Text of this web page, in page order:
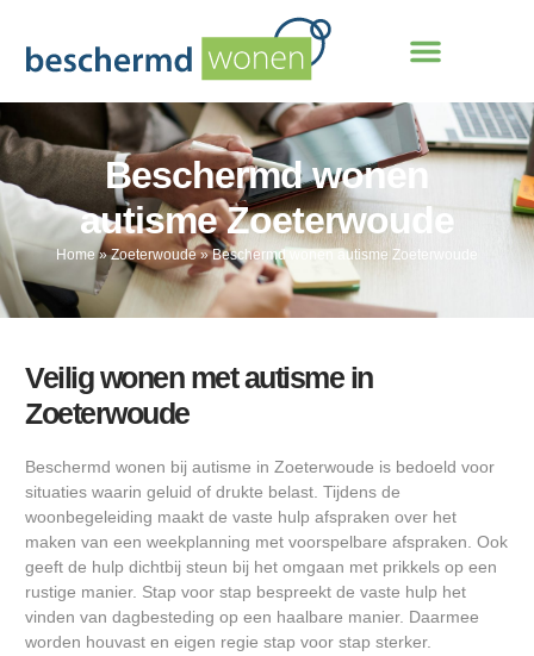
Beschermd wonen
autisme Zoeterwoude
Home»Zoeterwoude»Beschermd wonen autisme Zoeterwoude
Veilig wonen met autisme in
Zoeterwoude
Beschermd wonen bij autisme in Zoeterwoude is bedoeld voor
situaties waarin geluid of drukte belast. Tijdens de
woonbegeleiding maakt de vaste hulp afspraken over het
maken van een weekplanning met voorspelbare afspraken. Ook
geeft de hulp dichtbij steun bij het omgaan met prikkels op een
rustige manier. Stap voor stap bespreekt de vaste hulp het
vinden van dagbesteding op een haalbare manier. Daarmee
worden houvast en eigen regie stap voor stap sterker.